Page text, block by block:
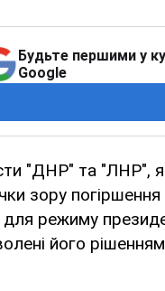
Будьте першими у
Google
"ДНР" та "ЛНР",
зору
для режиму
його